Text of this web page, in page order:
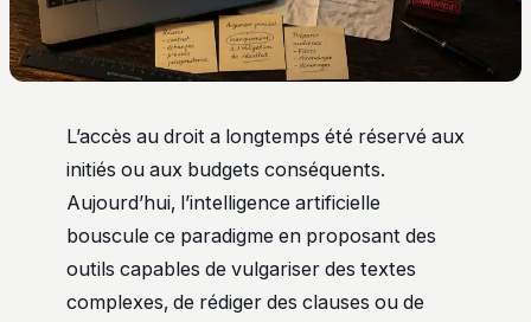
L’accès au droit a longtemps été réservé aux
initiés ou aux budgets conséquents.
Aujourd’hui, l’intelligence artificielle
bouscule ce paradigme en proposant des
outils capables de vulgariser des textes
complexes, de rédiger des clauses ou de